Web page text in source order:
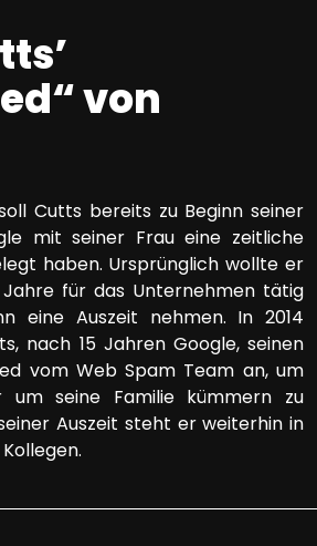
von
Cutts bereits zu Beginn seiner
mit seiner Frau eine zeitliche
haben. Ursprünglich wollte er
für das Unternehmen tätig
eine Auszeit nehmen. In 2014
nach 15 Jahren Google, seinen
vom Web Spam Team an, um
um seine Familie kümmern zu
Auszeit steht er weiterhin in